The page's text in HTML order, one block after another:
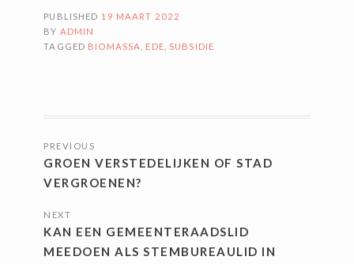
PUBLISHED 19 MAART 2022
BY ADMIN
TAGGED BIOMASSA EDE SUBSIDIE
PREVIOUS
GROEN VERSTEDELIJKEN OF STAD
VERGROENEN?
NEXT
KAN EEN GEMEENTERAADSLID
MEEDOEN ALS STEMBUREAULID IN